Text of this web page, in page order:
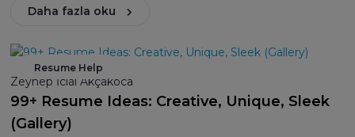
Daha fazla oku
Resume Help
Zeynep İclal Akçakoca
99+ Resume Ideas: Creative, Unique, Sleek
(Gallery)